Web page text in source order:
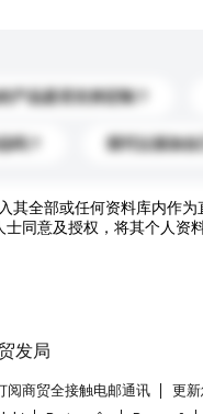
产品是否支持定制？
吗？ 我可以添加自
其全部或任何资料库内作
同意及授权，将其个人资
阅商贸全接触电邮通讯 更